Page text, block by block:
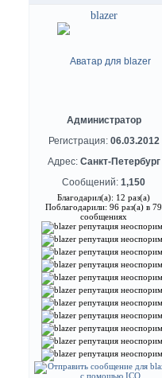
blazer
Администратор
Регистрация: 06.03.2012
Адрес: Санкт-Петербург
Сообщений: 1,150
Благодарил(а): 12 раз(а)
Поблагодарили: 96 раз(а) в 79
сообщениях